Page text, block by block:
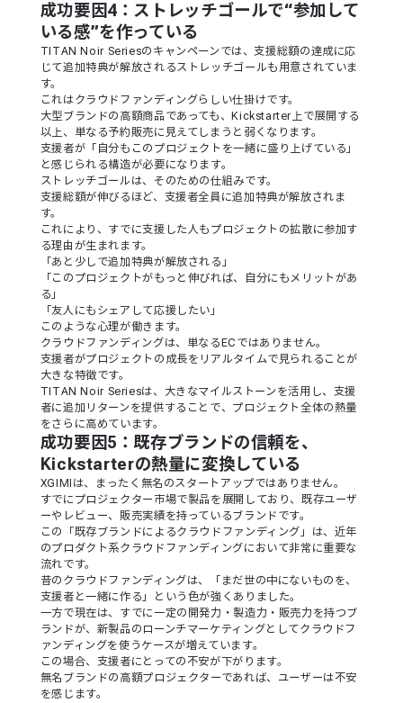
成功要因4：ストレッチゴールで“参加して
いる感”を作っている
TITAN Noir Seriesのキャンペーンでは、支援総額の達成に応
じて追加特典が解放されるストレッチゴールも用意されていま
す。
これはクラウドファンディングらしい仕掛けです。
大型ブランドの高額商品であっても、Kickstarter上で展開する
以上、単なる予約販売に見えてしまうと弱くなります。
支援者が「自分もこのプロジェクトを一緒に盛り上げている」
と感じられる構造が必要になります。
ストレッチゴールは、そのための仕組みです。
支援総額が伸びるほど、支援者全員に追加特典が解放されま
す。
これにより、すでに支援した人もプロジェクトの拡散に参加す
る理由が生まれます。
「あと少しで追加特典が解放される」
「このプロジェクトがもっと伸びれば、自分にもメリットがあ
る」
「友人にもシェアして応援したい」
このような心理が働きます。
クラウドファンディングは、単なるECではありません。
支援者がプロジェクトの成長をリアルタイムで見られることが
大きな特徴です。
TITAN Noir Seriesは、大きなマイルストーンを活用し、支援
者に追加リターンを提供することで、プロジェクト全体の熱量
をさらに高めています。
成功要因5：既存ブランドの信頼を、
Kickstarterの熱量に変換している
XGIMIは、まったく無名のスタートアップではありません。
すでにプロジェクター市場で製品を展開しており、既存ユーザ
ーやレビュー、販売実績を持っているブランドです。
この「既存ブランドによるクラウドファンディング」は、近年
のプロダクト系クラウドファンディングにおいて非常に重要な
流れです。
昔のクラウドファンディングは、「まだ世の中にないものを、
支援者と一緒に作る」という色が強くありました。
一方で現在は、すでに一定の開発力・製造力・販売力を持つブ
ランドが、新製品のローンチマーケティングとしてクラウドフ
ァンディングを使うケースが増えています。
この場合、支援者にとっての不安が下がります。
無名ブランドの高額プロジェクターであれば、ユーザーは不安
を感じます。